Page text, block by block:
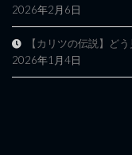
2026年2月6日
【カリツの伝説】ど
2026年1月4日